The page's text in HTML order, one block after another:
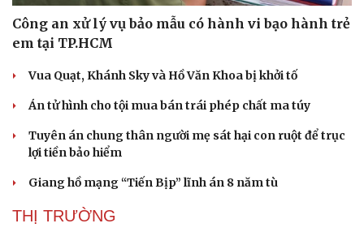
Công an xử lý vụ bảo mẫu có hành vi bạo hành trẻ
em tại TP.HCM
Vua Quạt, Khánh Sky và Hồ Văn Khoa bị khởi tố
Án tử hình cho tội mua bán trái phép chất ma túy
Tuyên án chung thân người mẹ sát hại con ruột để trục
lợi tiền bảo hiểm
Giang hồ mạng “Tiến Bịp” lĩnh án 8 năm tù
THỊ TRƯỜNG